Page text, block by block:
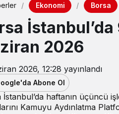
Ekonomi Borsa
İstanbul’da
2026
2026, 12:28 yayınlandı
Abone Ol
İstanbul’da haftanın üçüncü
Kamuyu Aydınlatma